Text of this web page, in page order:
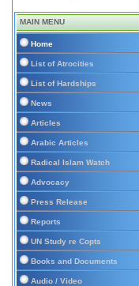
MAIN MENU
Home
List of Atrocities
List of Hardships
News
Articles
Arabic Articles
Radical Islam Watch
Advocacy
Press Release
Reports
UN Study re Copts
Books and Documents
Audio / Video